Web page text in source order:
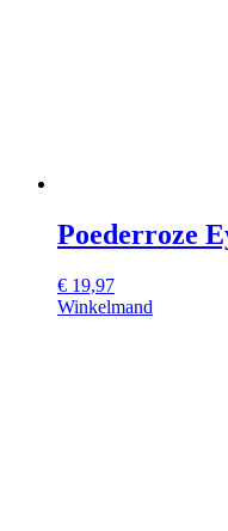
Poederroze
€ 19,97
Winkelmand